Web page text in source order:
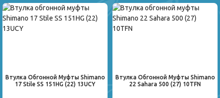
Втулка Обгонной Муфты Shimano
17 Stile SS 151HG (22) 13UCY
Втулка Обгонной Муфты Shimano
22 Sahara 500 (27) 10TFN